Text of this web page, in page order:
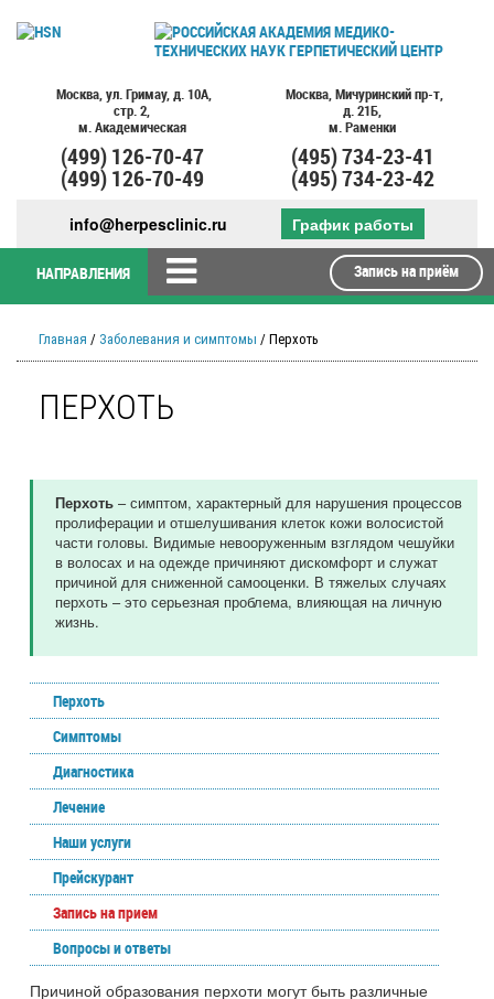
Москва, ул. Гримау, д. 10А,
стр. 2,
м. Академическая
(499)126-70-47
(499)126-70-49
Москва, Мичуринский пр-т,
д. 21Б,
м. Раменки
(495)734-23-41
(495)734-23-42
info@herpesclinic.ru График работы
НАПРАВЛЕНИЯ Запись на приём
Главная / Заболевания и симптомы / Перхоть
ПЕРХОТЬ
Перхоть – симптом, характерный для нарушения процессов
пролиферации и отшелушивания клеток кожи волосистой
части головы. Видимые невооруженным взглядом чешуйки
в волосах и на одежде причиняют дискомфорт и служат
причиной для сниженной самооценки. В тяжелых случаях
перхоть – это серьезная проблема, влияющая на личную
жизнь.
Перхоть
Симптомы
Диагностика
Лечение
Наши услуги
Прейскурант
Запись на прием
Вопросы и ответы
Причиной образования перхоти могут быть различные